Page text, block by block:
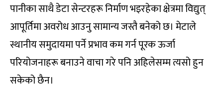
पानीका साथै डेटा सेन्टरहरू निर्माण भइरहेका क्षेत्रमा विद्युत्
आपूर्तिमा अवरोध आउनु सामान्य जस्तै बनेको छ। मेटाले
स्थानीय समुदायमा पर्ने प्रभाव कम गर्न पूरक ऊर्जा
परियोजनाहरू बनाउने वाचा गरे पनि अहिलेसम्म त्यसो हुन
सकेको छैन।